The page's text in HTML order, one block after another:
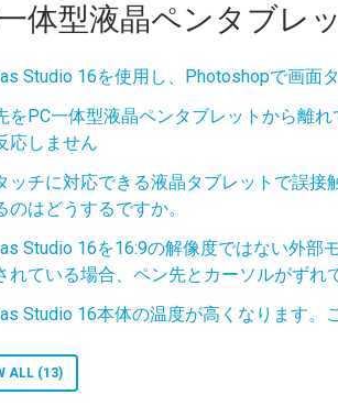
体型液晶ペンタブレ
Studio 16を使用し、Photoshopで画面
をPC一体型液晶ペンタブレットから離
応しません
ッチに対応できる液晶タブレットで誤接
のはどうするですか。
Studio 16を16:9の解像度ではない外部
れている場合、ペン先とカーソルがずれ
Studio 16本体の温度が高くなります。
ALL (13)